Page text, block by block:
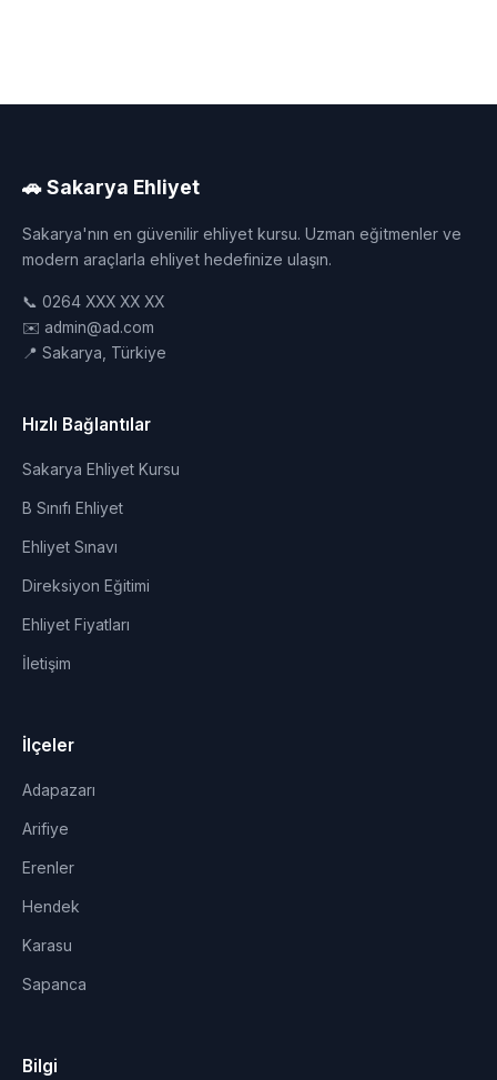
🚗 Sakarya Ehliyet
Sakarya'nın en güvenilir ehliyet kursu. Uzman eğitmenler ve
modern araçlarla ehliyet hedefinize ulaşın.
📞 0264 XXX XX XX
✉️ admin@ad.com
📍 Sakarya, Türkiye
Hızlı Bağlantılar
Sakarya Ehliyet Kursu
B Sınıfı Ehliyet
Ehliyet Sınavı
Direksiyon Eğitimi
Ehliyet Fiyatları
İletişim
İlçeler
Adapazarı
Arifiye
Erenler
Hendek
Karasu
Sapanca
Bilgi